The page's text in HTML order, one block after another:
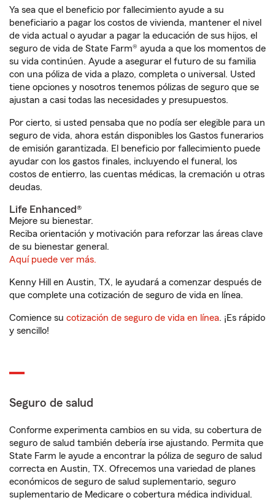
Ya sea que el beneficio por fallecimiento ayude a su
beneficiario a pagar los costos de vivienda, mantener el nivel
de vida actual o ayudar a pagar la educación de sus hijos, el
seguro de vida de State Farm® ayuda a que los momentos de
su vida continúen. Ayude a asegurar el futuro de su familia
con una póliza de vida a plazo, completa o universal. Usted
tiene opciones y nosotros tenemos pólizas de seguro que se
ajustan a casi todas las necesidades y presupuestos.
Por cierto, si usted pensaba que no podía ser elegible para un
seguro de vida, ahora están disponibles los Gastos funerarios
de emisión garantizada. El beneficio por fallecimiento puede
ayudar con los gastos finales, incluyendo el funeral, los
costos de entierro, las cuentas médicas, la cremación u otras
deudas.
Life Enhanced®
Mejore su bienestar.
Reciba orientación y motivación para reforzar las áreas clave
de su bienestar general.
Aquí puede ver más.
Kenny Hill en Austin, TX, le ayudará a comenzar después de
que complete una cotización de seguro de vida en línea.
Comience su cotización de seguro de vida en línea. ¡Es rápido
y sencillo!
Seguro de salud
Conforme experimenta cambios en su vida, su cobertura de
seguro de salud también debería irse ajustando. Permita que
State Farm le ayude a encontrar la póliza de seguro de salud
correcta en Austin, TX. Ofrecemos una variedad de planes
económicos de seguro de salud suplementario, seguro
suplementario de Medicare o cobertura médica individual.